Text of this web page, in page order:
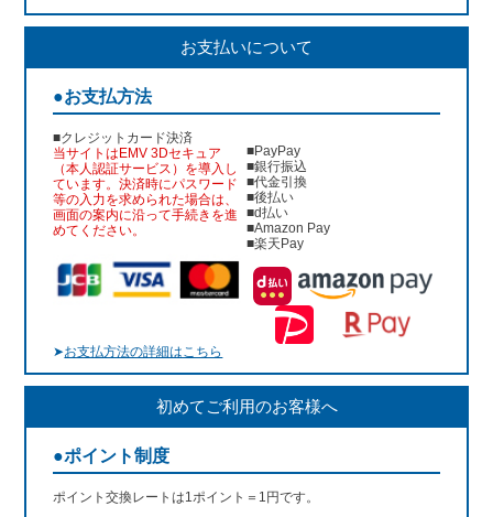
お支払いについて
●お支払方法
■クレジットカード決済
当サイトはEMV 3Dセキュア
（本人認証サービス）を導入し
ています。決済時にパスワード
等の入力を求められた場合は、
画面の案内に沿って手続きを進
めてください。
■PayPay
■銀行振込
■代金引換
■後払い
■d払い
■Amazon Pay
■楽天Pay
➤お支払方法の詳細はこちら
初めてご利用のお客様へ
●ポイント制度
ポイント交換レートは1ポイント＝1円です。